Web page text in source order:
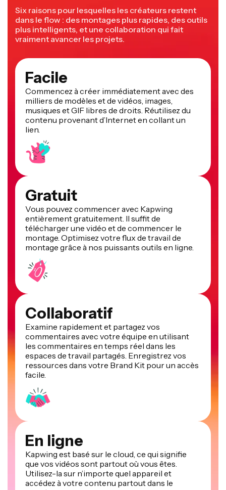
Six raisons pour lesquelles les créateurs restent
dans le flow : des montages plus rapides, des outils
plus intelligents, et une collaboration qui fait
vraiment avancer les projets.
Facile
Commencez à créer immédiatement avec des
milliers de modèles et de vidéos, images,
musiques et GIF libres de droits. Réutilisez du
contenu provenant d’Internet en collant un
lien.
Gratuit
Vous pouvez commencer avec Kapwing
entièrement gratuitement. Il suffit de
télécharger une vidéo et de commencer le
montage. Optimisez votre flux de travail de
montage grâce à nos puissants outils en ligne.
Collaboratif
Examine rapidement et partagez vos
commentaires avec votre équipe en utilisant
les commentaires en temps réel dans les
espaces de travail partagés. Enregistrez vos
ressources dans votre Brand Kit pour un accès
facile.
En ligne
Kapwing est basé sur le cloud, ce qui signifie
que vos vidéos sont partout où vous êtes.
Utilisez-la sur n’importe quel appareil et
accédez à votre contenu partout dans le